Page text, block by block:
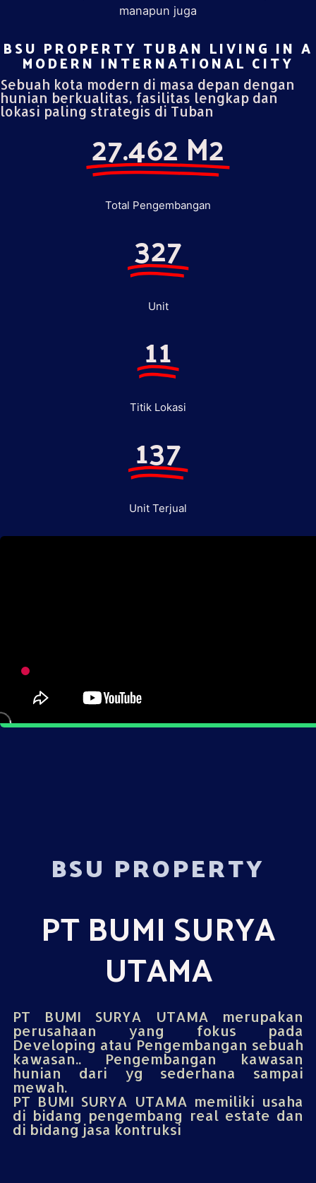
manapun juga
BSU PROPERTY TUBAN LIVING IN A
MODERN INTERNATIONAL CITY​
Sebuah kota modern di masa depan dengan
hunian berkualitas, fasilitas lengkap dan
lokasi paling strategis di Tuban
27.462 M2
Total Pengembangan
327
Unit
11
Titik Lokasi
137
Unit Terjual
BSU PROPERTY
PT BUMI SURYA
UTAMA
PT BUMI SURYA UTAMA merupakan
perusahaan yang fokus pada
Developing atau Pengembangan sebuah
kawasan.. Pengembangan kawasan
hunian dari yg sederhana sampai
mewah.
PT BUMI SURYA UTAMA memiliki usaha
di bidang pengembang real estate dan
di bidang jasa kontruksi